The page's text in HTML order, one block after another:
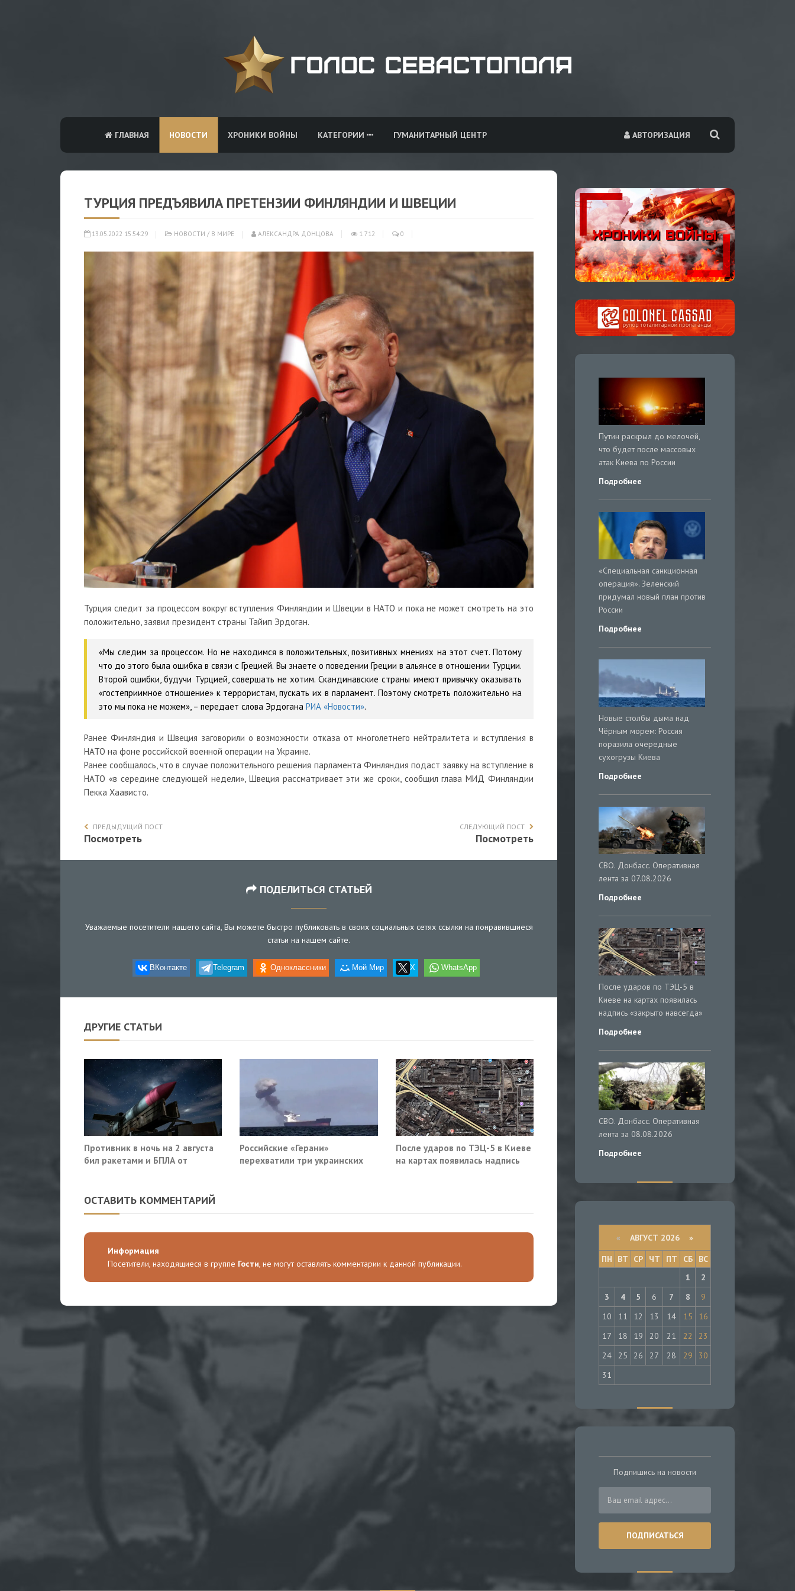
АВТОРИЗАЦИЯ
ГЛАВНАЯ НОВОСТИ ХРОНИКИ ВОЙНЫ КАТЕГОРИИ ГУМАНИТАРНЫЙ ЦЕНТР
ТУРЦИЯ ПРЕДЪЯВИЛА ПРЕТЕНЗИИ ФИНЛЯНДИИ И ШВЕЦИИ
13.05.2022 15:54:29 НОВОСТИ / В МИРЕ АЛЕКСАНДРА ДОНЦОВА 1 712 0
Турция следит за процессом вокруг вступления Финляндии и Швеции в НАТО и пока не может смотреть на это
положительно, заявил президент страны Тайип Эрдоган.
«Мы следим за процессом. Но не находимся в положительных, позитивных мнениях на этот счет. Потому
что до этого была ошибка в связи с Грецией. Вы знаете о поведении Греции в альянсе в отношении Турции.
Второй ошибки, будучи Турцией, совершать не хотим. Скандинавские страны имеют привычку оказывать
«гостеприимное отношение» к террористам, пускать их в парламент. Поэтому смотреть положительно на
это мы пока не можем», – передает слова Эрдогана РИА «Новости».
Ранее Финляндия и Швеция заговорили о возможности отказа от многолетнего нейтралитета и вступления в
НАТО на фоне российской военной операции на Украине.
Ранее сообщалось, что в случае положительного решения парламента Финляндия подаст заявку на вступление в
НАТО «в середине следующей недели», Швеция рассматривает эти же сроки, сообщил глава МИД Финляндии
Пекка Хаависто.
ПРЕДЫДУЩИЙ ПОСТ
Посмотреть
СЛЕДУЮЩИЙ ПОСТ
Посмотреть
ПОДЕЛИТЬСЯ СТАТЬЕЙ
Уважаемые посетители нашего сайта, Вы можете быстро публиковать в своих социальных сетях ссылки на понравившиеся
статьи на нашем сайте.
ВКонтакте Telegram Одноклассники Мой Мир X WhatsApp
ДРУГИЕ СТАТЬИ
Противник в ночь на 2 августа
бил ракетами и БПЛА от
Российские «Герани»
перехватили три украинских
После ударов по ТЭЦ-5 в Киеве
на картах появилась надпись
ОСТАВИТЬ КОММЕНТАРИЙ
Информация
Посетители, находящиеся в группе Гости, не могут оставлять комментарии к данной публикации.
Путин раскрыл до мелочей,
что будет после массовых
атак Киева по России
Подробнее
«Специальная санкционная
операция». Зеленский
придумал новый план против
России
Подробнее
Новые столбы дыма над
Чёрным морем: Россия
поразила очередные
сухогрузы Киева
Подробнее
СВО. Донбасс. Оперативная
лента за 07.08.2026
Подробнее
После ударов по ТЭЦ-5 в
Киеве на картах появилась
надпись «закрыто навсегда»
Подробнее
СВО. Донбасс. Оперативная
лента за 08.08.2026
Подробнее
« АВГУСТ 2026 »
ПН
ВТ СР ЧТ ПТ СБ
ВС
1
2
3
4 5 6 7 8
9
10
11 12 13 14 15
16
17
18 19 20 21 22
23
24
25 26 27 28 29
30
31
Подпишись на новости